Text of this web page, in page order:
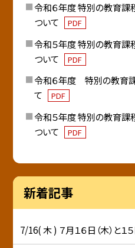
令和６年度 特別の教育課
ついて
PDF
令和５年度 特別の教育課
ついて
PDF
令和６年度 特別の教育
て
PDF
令和５年度 特別の教育課
ついて
PDF
新着記事
7/16( 木 ) ７月１６日（木）と１